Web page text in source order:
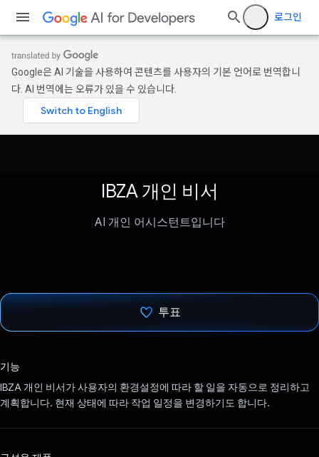
로그인
Google은 AI 기술을 사용하여 콘텐츠를 사용자의 기본 언어로 번역합니
다. AI 번역에는 오류가 있을 수 있습니다.
IBZA 개인 비서
AI 개인 어시스턴트입니다
투표
기능
IBZA 개인 비서가 사용자의 환경설정에 따라 할 일을 자동으로 정리하고
계획합니다. 현재 상태에 따라 작업 일정을 변경하기도 합니다.